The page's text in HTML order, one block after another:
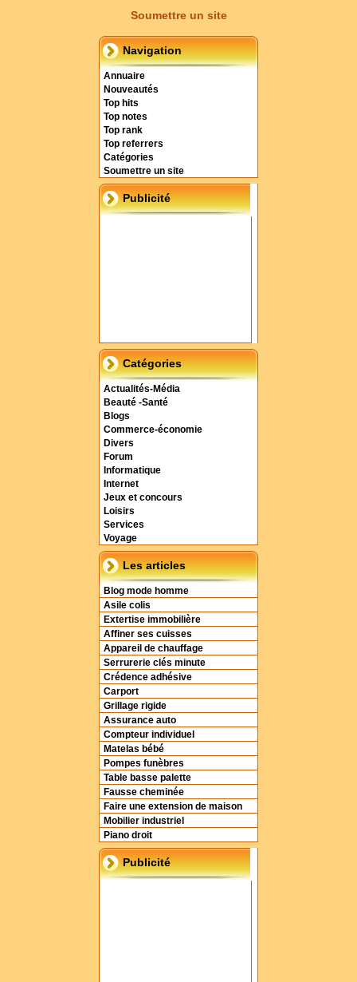
Soumettre un site
Navigation
Annuaire
Nouveautés
Top hits
Top notes
Top rank
Top referrers
Catégories
Soumettre un site
Publicité
Catégories
Actualités-Média
Beauté -Santé
Blogs
Commerce-économie
Divers
Forum
Informatique
Internet
Jeux et concours
Loisirs
Services
Voyage
Les articles
Blog mode homme
Asile colis
Extertise immobilière
Affiner ses cuisses
Appareil de chauffage
Serrurerie clés minute
Crédence adhésive
Carport
Grillage rigide
Assurance auto
Compteur individuel
Matelas bébé
Pompes funèbres
Table basse palette
Fausse cheminée
Faire une extension de maison
Mobilier industriel
Piano droit
Publicité